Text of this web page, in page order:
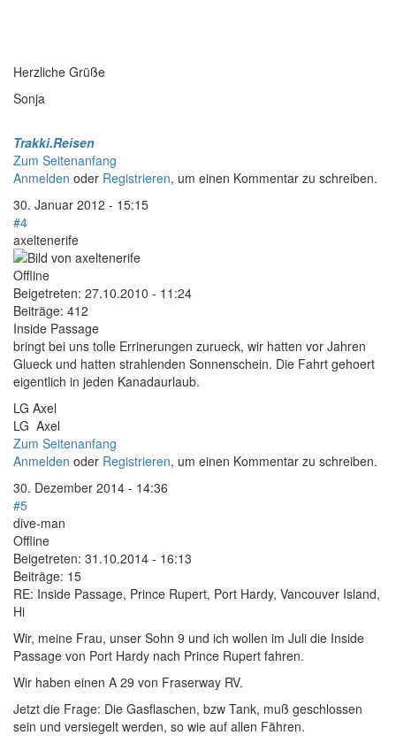
Herzliche Grüße
Sonja
Trakki.Reisen
Zum Seitenanfang
Anmelden oder Registrieren, um einen Kommentar zu schreiben.
30. Januar 2012 - 15:15
#4
axeltenerife
Offline
Beigetreten: 27.10.2010 - 11:24
Beiträge: 412
Inside Passage
bringt bei uns tolle Errinerungen zurueck, wir hatten vor Jahren
Glueck und hatten strahlenden Sonnenschein. Die Fahrt gehoert
eigentlich in jeden Kanadaurlaub.
LG Axel
LG Axel
Zum Seitenanfang
Anmelden oder Registrieren, um einen Kommentar zu schreiben.
30. Dezember 2014 - 14:36
#5
dive-man
Offline
Beigetreten: 31.10.2014 - 16:13
Beiträge: 15
RE: Inside Passage, Prince Rupert, Port Hardy, Vancouver Island,
Hi
Wir, meine Frau, unser Sohn 9 und ich wollen im Juli die Inside
Passage von Port Hardy nach Prince Rupert fahren.
Wir haben einen A 29 von Fraserway RV.
Jetzt die Frage: Die Gasflaschen, bzw Tank, muß geschlossen
sein und versiegelt werden, so wie auf allen Fähren.